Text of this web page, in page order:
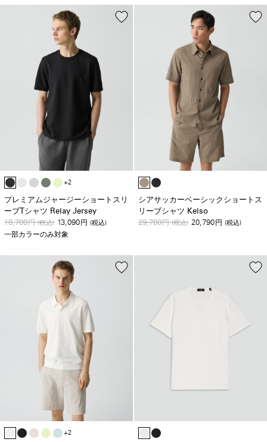
+2
プレミアムジャージーショートスリ
ーブTシャツ Relay Jersey
18,700円(税込) 13,090円 (税込)
一部カラーのみ対象
シアサッカーベーシックショートス
リーブシャツ Kelso
29,700円(税込) 20,790円 (税込)
+2